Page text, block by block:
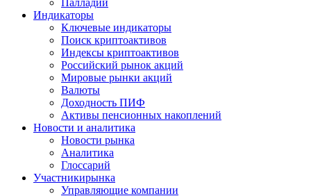
Индикаторы
Ключевые индикаторы
Поиск криптоактивов
Индексы криптоактивов
Российский рынок акций
Мировые рынки акций
Валюты
Доходность ПИФ
Активы пенсионных накоплений
Новости и аналитика
Новости рынка
Аналитика
Глоссарий
Участникирынка
Управляющие компании